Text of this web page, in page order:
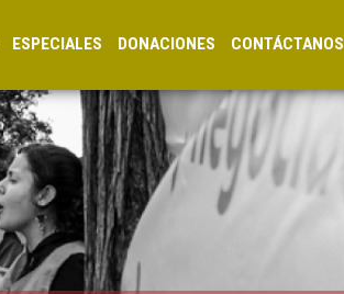
ESPECIALES DONACIONES CONTÁCTANOS